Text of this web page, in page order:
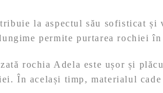
la aspectul său sofisticat
permite purtarea rochiei
rochia Adela este ușor și
În același timp, materialul